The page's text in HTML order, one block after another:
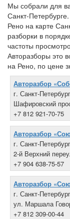
Мы собрали для
Санкт-
Рено на карте
разборки в
частоты
Авторазборы это
на Рено, по цене
Авторазбор
г. Санкт-Петербург
Шафировский
+7 812 921-70-75
Авторазбор
г. Санкт-Петербург
2-й Верхний
+7 904 638-75-57
Авторазбор
г. Санкт-Петербург
ул. Маршала
+7 812 309-00-44